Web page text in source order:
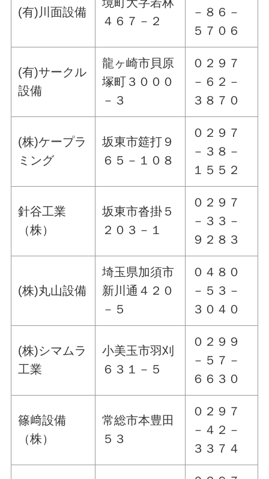
(有)川面設備
４６７－２
－８６－
５７０６
(有)サークル
設備
龍ヶ崎市貝原
塚町３０００
－３
０２９７
－６２－
３８７０
(株)ケープラ
ミング
坂東市筵打９
６５－１０８
０２９７
－３８－
１５５２
針谷工業
（株）
坂東市沓掛５
２０３－１
０２９７
－３３－
９２８３
(株)丸山設備
埼玉県加須市
新川通４２０
－５
０４８０
－５３－
３０４０
(株)シマムラ
工業
小美玉市羽刈
６３１－５
０２９９
－５７－
６６３０
篠﨑設備
（株）
常総市本豊田
５３
０２９７
－４２－
３３７４